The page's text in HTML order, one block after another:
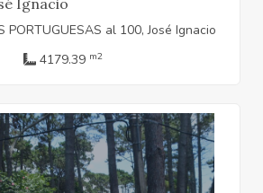
Ignacio
PORTUGUESAS al 100, José Ignacio
4179.39 m2